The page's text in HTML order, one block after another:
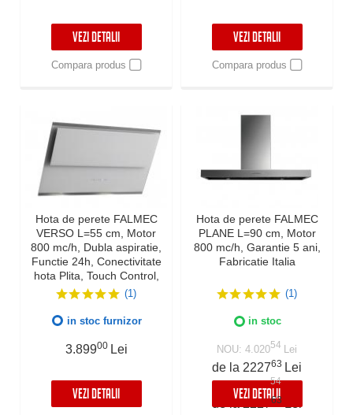
VEZI DETALII
Compara produs
VEZI DETALII
Compara produs
Hota de perete FALMEC
VERSO L=55 cm, Motor
800 mc/h, Dubla aspiratie,
Functie 24h, Conectivitate
hota Plita, Touch Control,
Iluminare LED Dimabila si
Fabricatie Italia, Alb
(1)
in stoc furnizor
3.89900 Lei
VEZI DETALII
Hota de perete FALMEC
PLANE L=90 cm, Motor
800 mc/h, Garantie 5 ani,
Fabricatie Italia
(1)
in stoc
NOU: 4.02054 Lei
de la 222763 Lei
NOU: 4.02054
de la 2227 63 Lei
VEZI DETALII